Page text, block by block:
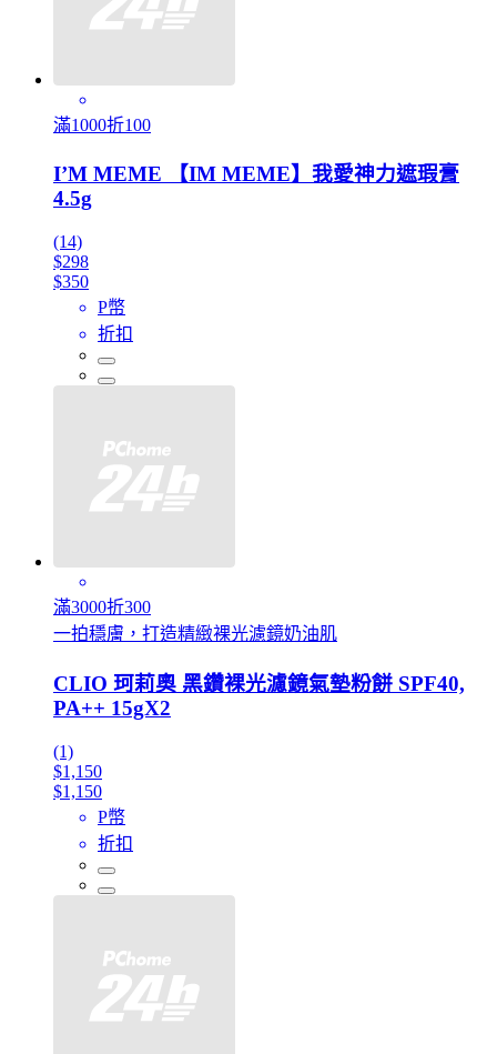
滿1000折100
I’M MEME 【IM MEME】我愛神力遮瑕膏
4.5g
(14)
$298
$350
P幣
折扣
滿3000折300
一拍穩膚，打造精緻裸光濾鏡奶油肌
CLIO 珂莉奧 黑鑽裸光濾鏡氣墊粉餅 SPF40,
PA++ 15gX2
(1)
$1,150
$1,150
P幣
折扣